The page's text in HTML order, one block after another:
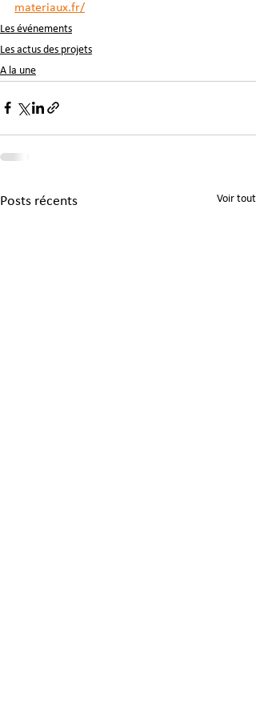
materiaux.fr/
Les événements
Les actus des projets
A la une
Posts récents Voir tout